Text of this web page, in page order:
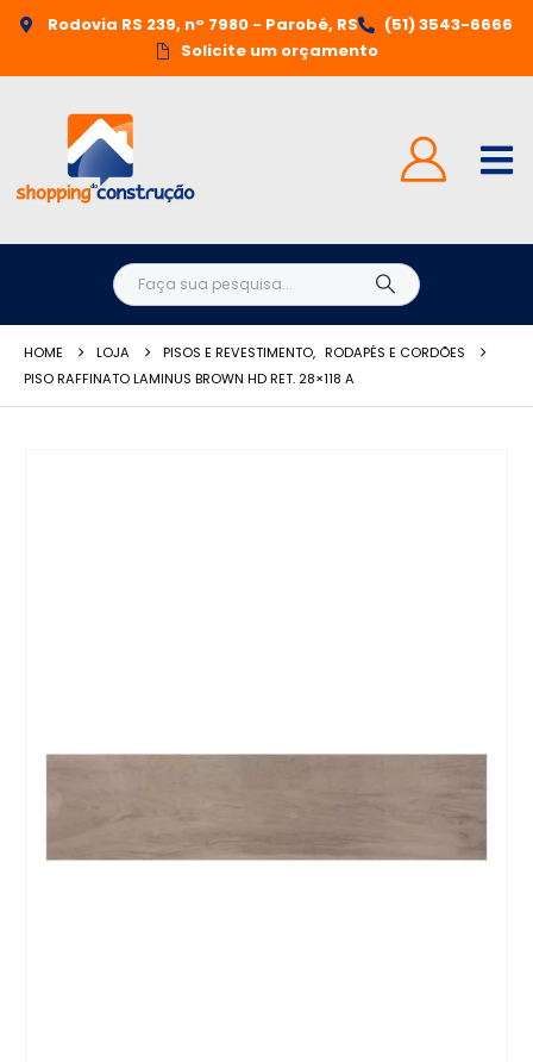
Rodovia RS 239, n° 7980 - Parobé, RS
(51) 3543-6666
Solicite um orçamento
HOME LOJA PISOS E REVESTIMENTO, RODAPÉS E CORDÕES
PISO RAFFINATO LAMINUS BROWN HD RET. 28×118 A